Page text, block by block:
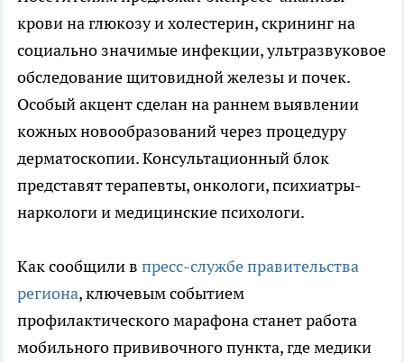
крови на глюкозу и холестерин, скрининг на
социально значимые инфекции, ультразвуковое
обследование щитовидной железы и почек.
Особый акцент сделан на раннем выявлении
кожных новообразований через процедуру
дерматоскопии. Консультационный блок
представят терапевты, онкологи, психиатры-
наркологи и медицинские психологи.
Как сообщили в пресс-службе правительства
региона, ключевым событием
профилактического марафона станет работа
мобильного прививочного пункта, где медики